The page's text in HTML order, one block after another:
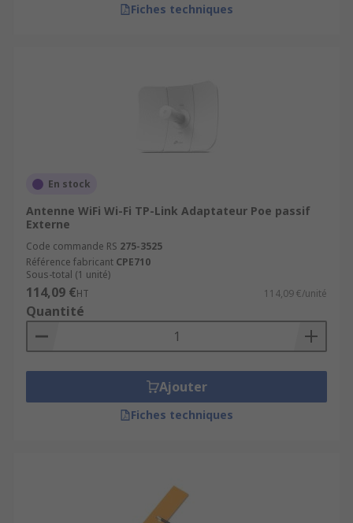
Fiches techniques
En stock
Antenne WiFi Wi-Fi TP-Link Adaptateur Poe passif
Externe
Code commande RS 275-3525
Référence fabricant CPE710
Sous-total (1 unité)
114,09 €HT 114,09 €/unité
Quantité
Ajouter
Fiches techniques